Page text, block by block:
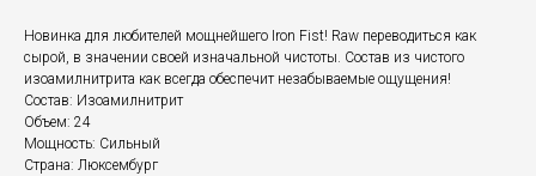
Новинка для любителей мощнейшего Iron Fist! Raw переводиться как
сырой, в значении своей изначальной чистоты. Состав из чистого
изоамилнитрита как всегда обеспечит незабываемые ощущения!
Состав: Изоамилнитрит
Объем: 24
Мощность: Сильный
Страна: Люксембург